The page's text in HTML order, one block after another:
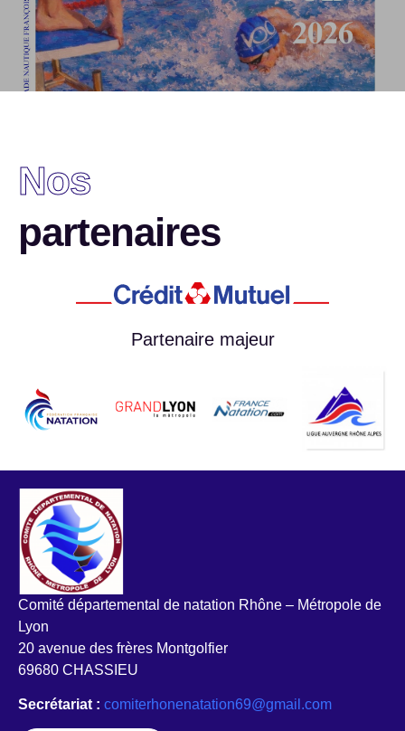
Nos
partenaires
Partenaire majeur
Comité départemental de natation Rhône – Métropole de
Lyon
20 avenue des frères Montgolfier
69680 CHASSIEU
Secrétariat : comiterhonenatation69@gmail.com